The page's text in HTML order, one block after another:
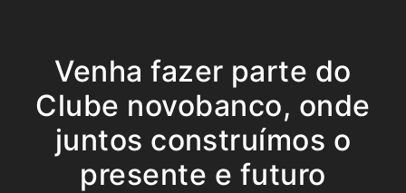
Venha fazer parte do
Clube novobanco, onde
juntos construímos o
presente e futuro